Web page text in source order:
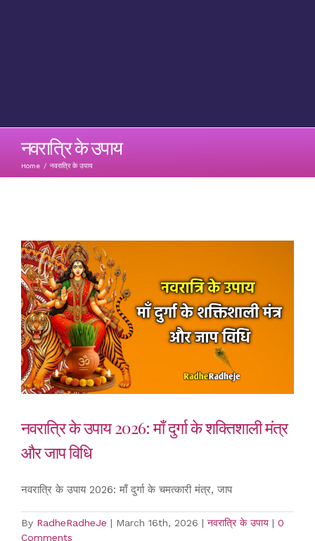
नवरात्रि के उपाय
Home / नवरात्रि के उपाय
नवरात्रि के उपाय 2026: माँ दुर्गा के शक्तिशाली मंत्र
और जाप विधि
नवरात्रि के उपाय 2026: माँ दुर्गा के चमत्कारी मंत्र, जाप
By RadheRadheJe | March 16th, 2026 | नवरात्रि के उपाय | 0
Comments